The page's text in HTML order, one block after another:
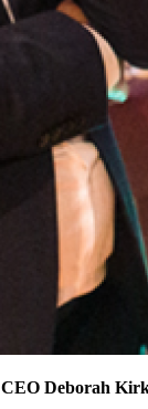
CEO Deborah